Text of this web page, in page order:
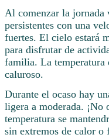
Al comenzar la jornada
persistentes con una
fuertes. El cielo estará
para disfrutar de
familia. La temperatura
caluroso.
Durante el ocaso hay
ligera a moderada. ¡No
temperatura se
sin extremos de calor o